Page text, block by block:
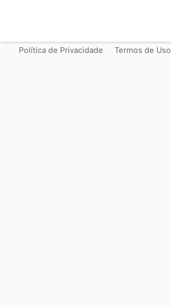
Política de Privacidade Termos de Uso